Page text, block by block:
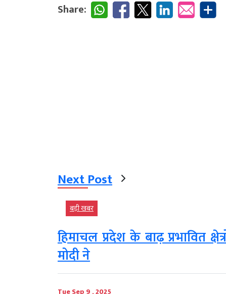
Share:
Next Post
बड़ी खबर
हिमाचल प्रदेश के बाढ़ प्रभावित
मोदी ने